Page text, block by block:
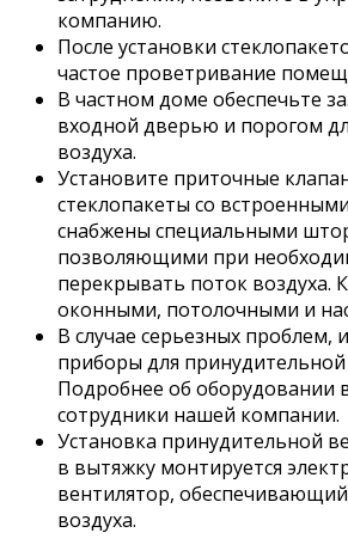
компанию.
После установки
частое проветривание
В частном доме обеспечьте
входной дверью и порогом
воздуха.
Установите приточные
стеклопакеты со
снабжены специальными
позволяющими при
перекрывать поток воздуха.
оконными, потолочными и
В случае серьезных проблем,
приборы для принудительной
Подробнее об оборудовании
сотрудники нашей компании.
Установка принудительной
в вытяжку монтируется
вентилятор,
воздуха.